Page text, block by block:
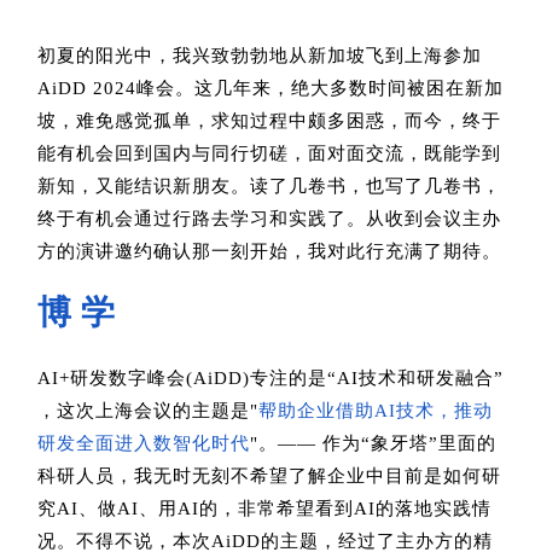
初夏的阳光中，我兴致勃勃地从新加坡飞到上海参加
AiDD 2024峰会。这几年来，绝大多数时间被困在新加
坡，难免感觉孤单，求知过程中颇多困惑，而今，终于
能有机会回到国内与同行切磋，面对面交流，既能学到
新知，又能结识新朋友。读了几卷书，也写了几卷书，
终于有机会通过行路去学习和实践了。从收到会议主办
方的演讲邀约确认那一刻开始，我对此行充满了期待。
博 学
AI+研发数字峰会(AiDD)专注的是“AI技术和研发融合”
，这次上海会议的主题是"帮助企业借助AI技术，推动
研发全面进入数智化时代"。—— 作为“象牙塔”里面的
科研人员，我无时无刻不希望了解企业中目前是如何研
究AI、做AI、用AI的，非常希望看到AI的落地实践情
况。不得不说，本次AiDD的主题，经过了主办方的精